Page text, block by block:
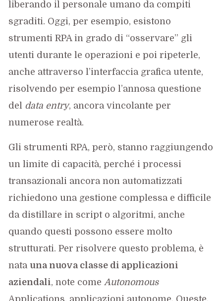
liberando il personale umano da compiti
sgraditi. Oggi, per esempio, esistono
strumenti RPA in grado di “osservare” gli
utenti durante le operazioni e poi ripeterle,
anche attraverso l’interfaccia grafica utente,
risolvendo per esempio l’annosa questione
del data entry, ancora vincolante per
numerose realtà.
Gli strumenti RPA, però, stanno raggiungendo
un limite di capacità, perché i processi
transazionali ancora non automatizzati
richiedono una gestione complessa e difficile
da distillare in script o algoritmi, anche
quando questi possono essere molto
strutturati. Per risolvere questo problema, è
natauna nuova classe di applicazioni
aziendali, note comeAutonomous